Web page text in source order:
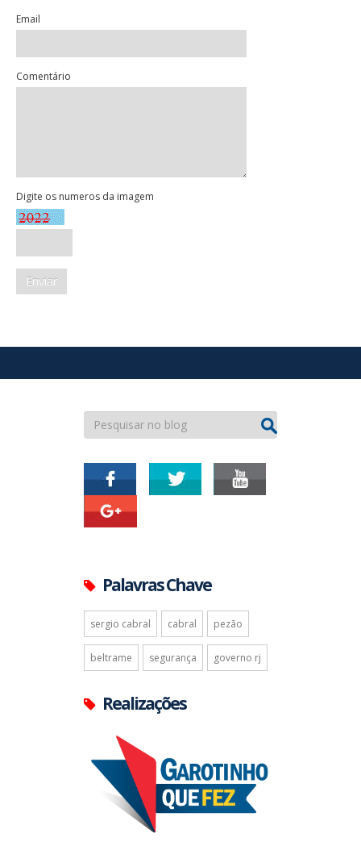
Email
Comentário
Digite os numeros da imagem
Palavras Chave
sergio cabral cabral pezão
beltrame segurança governo rj
Realizações